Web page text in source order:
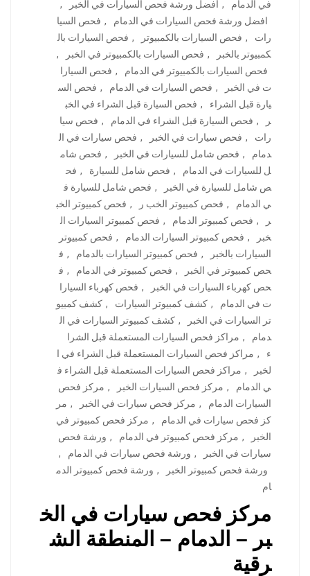
في الدمام
, افضل ورشة فحص السيارات في الخبر
,
افضل ورشة فحص السيارات في الدمام
, فحص السيا
رات
, فحص السيارات بالكمبيوتر , فحص السيارات بال
كمبيوتر بالخبر
, فحص السيارات بالكمبيوتر في الخبر
,
فحص السيارات بالكمبيوتر في الدمام
, فحص السيارا
ت في الخبر
, فحص السيارات في الدمام , فحص الس
يارة قبل الشراء
, فحص السيارة قبل الشراء في الخب
ر
, فحص السيارة قبل الشراء في الدمام , فحص سيا
رات
, فحص سيارات في الخبر , فحص سيارات في ال
دمام
, فحص شامل للسيارات في الخبر , فحص شام
ل للسيارات في الدمام
, فحص شامل للسيارة , فح
ص شامل للسيارة في الخبر
, فحص شامل للسيارة ف
ي الدمام
, فحص كمبيوتر الخب ر , فحص كمبيوتر الخب
ر
, فحص كمبيوتر الدمام , فحص كمبيوتر السيارات ال
خبر
, فحص كمبيوتر السيارات الدمام , فحص كمبيوتر
السيارات بالخبر
, فحص كمبيوتر السيارات بالدمام , ف
حص كمبيوتر في الخبر
, فحص كمبيوتر في الدمام , ف
حص كهرباء السيارات في الخبر
, فحص كهرباء السيارا
ت في الدمام
, كشف كمبيوتر السيارات , كشف كمبيو
تر السيارات في الخبر
, كشف كمبيوتر السيارات في ال
دمام
, مراكز فحص السيارات المستعملة قبل الشرا
ء
, مراكز فحص السيارات المستعملة قبل الشراء في ا
لخبر
, مراكز فحص السيارات المستعملة قبل الشراء ف
ي الدمام
, مركز فحص السيارات الخبر , مركز فحص
السيارات الدمام
, مركز فحص سيارات في الخبر , مر
كز فحص سيارات في الدمام
, مركز فحص كمبيوتر في
الخبر
, مركز فحص كمبيوتر في الدمام , ورشة فحص
سيارات في الخبر
, ورشة فحص سيارات في الدمام
,
ورشة فحص كمبيوتر الخبر
, ورشة فحص كمبيوتر الدم
ام
مركز فحص سيارات في الخ
بر – الدمام – المنطقة الش
رقية